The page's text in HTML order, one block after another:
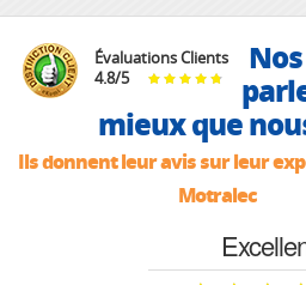
Évaluations Clients
4.8/5
mieux que
Ils donnent leur avis sur leur
Motralec